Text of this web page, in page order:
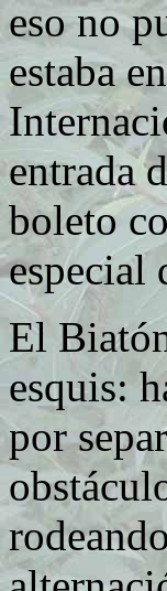
eso no
estaba
entrada
boleto
especial
El
esquis:
por